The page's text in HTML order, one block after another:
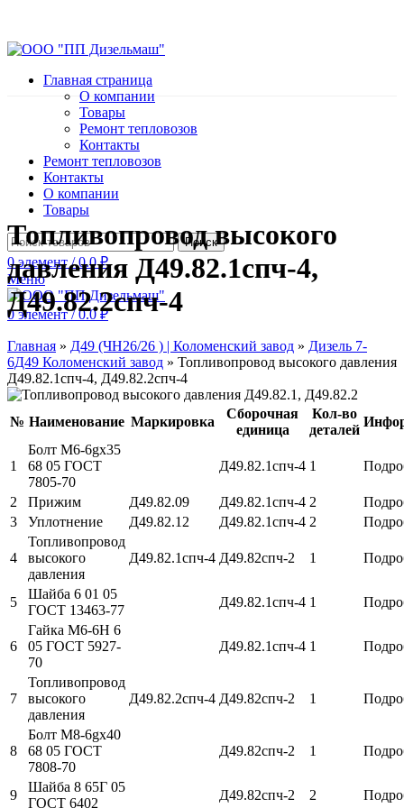
Главная страница
О компании
Товары
Ремонт тепловозов
Контакты
Ремонт тепловозов
Контакты
О компании
Товары
Поиск
0элемент / 0.0₽
Меню
0элемент / 0.0₽
Топливопровод высокого
давления Д49.82.1спч-4,
Д49.82.2спч-4
Главная » Д49 (ЧН26/26 ) | Коломенский завод » Дизель 7-
6Д49 Коломенский завод » Топливопровод высокого давления
Д49.82.1спч-4, Д49.82.2спч-4
№ Наименование Маркировка
Сборочная
единица
Кол-во
деталей
1
Болт М6-6gx35
68 05 ГОСТ
7805-70
Д49.82.1спч-4 1
2 Прижим Д49.82.09 Д49.82.1спч-4 2
3
Уплотнение Д49.82.12 Д49.82.1спч-4 2
4
Топливопровод
высокого
давления
Д49.82.1спч-4 Д49.82спч-2 1
5
Шайба 6 01 05
ГОСТ 13463-77
Д49.82.1спч-4 1
6
Гайка М6-6Н 6
05 ГОСТ 5927-
70
Д49.82.1спч-4 1
7
Топливопровод
высокого
давления
Д49.82.2спч-4 Д49.82спч-2 1
8
Болт М8-6gx40
68 05 ГОСТ
7808-70
Д49.82спч-2 1
9
Шайба 8 65Г 05
ГОСТ 6402
Д49.82спч-2 2